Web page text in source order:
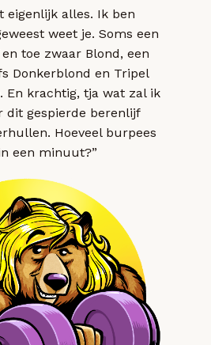
eigenlijk alles. Ik ben
weet je. Soms een
toe zwaar Blond, een
Donkerblond en Tripel
En krachtig, tja wat zal ik
dit gespierde berenlijf
Hoeveel burpees
een minuut?”